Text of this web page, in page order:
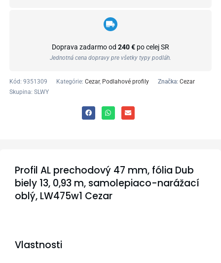
Doprava zadarmo od 240 € po celej SR
Jednotná cena dopravy pre všetky typy podláh.
Kód: 9351309 Kategórie: Cezar, Podlahové profily Značka: Cezar
Skupina: SLWY
Profil AL prechodový 47 mm, fólia Dub
biely 13, 0,93 m, samolepiaco-narážací
oblý, LW475w1 Cezar
Vlastnosti